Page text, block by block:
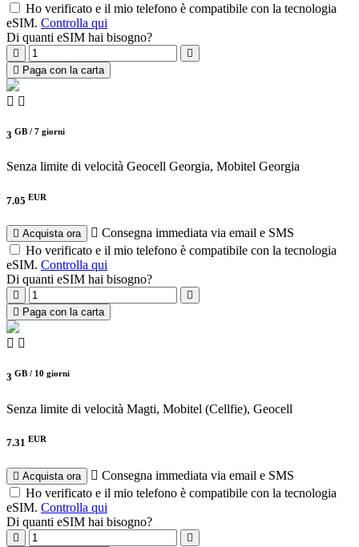
Ho verificato e il mio telefono è compatibile con la tecnologia
eSIM. Controlla qui
Di quanti eSIM hai bisogno?
Paga con la carta
3 GB / 7 giorni
Senza limite di velocità Geocell Georgia, Mobitel Georgia
7.05 EUR
Acquista ora
Consegna immediata via email e SMS
Ho verificato e il mio telefono è compatibile con la tecnologia
eSIM. Controlla qui
Di quanti eSIM hai bisogno?
Paga con la carta
3 GB / 10 giorni
Senza limite di velocità Magti, Mobitel (Cellfie), Geocell
7.31 EUR
Acquista ora
Consegna immediata via email e SMS
Ho verificato e il mio telefono è compatibile con la tecnologia
eSIM. Controlla qui
Di quanti eSIM hai bisogno?